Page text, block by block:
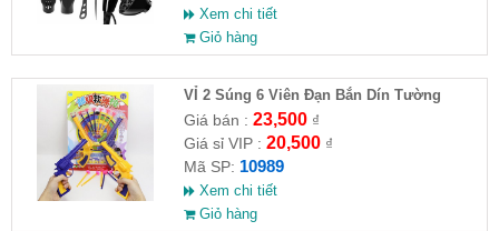
Xem chi tiết
Giỏ hàng
VỈ 2 Súng 6 Viên Đạn Bắn Dín Tường
Giá bán : 23,500₫
Giá sỉ VIP : 20,500₫
Mã SP: 10989
Xem chi tiết
Giỏ hàng